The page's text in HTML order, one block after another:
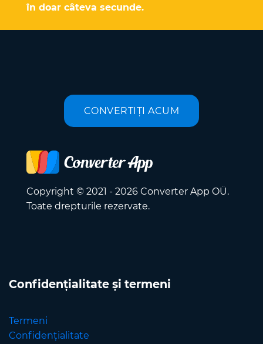
în doar câteva secunde.
CONVERTIȚI ACUM
Copyright © 2021 - 2026 Converter App OÜ.
Toate drepturile rezervate.
Confidențialitate și termeni
Termeni
Confidențialitate